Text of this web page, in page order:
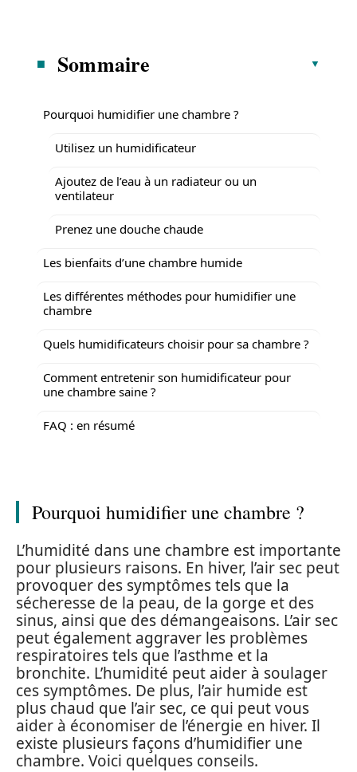
Sommaire
Pourquoi humidifier une chambre ?
Utilisez un humidificateur
Ajoutez de l’eau à un radiateur ou un
ventilateur
Prenez une douche chaude
Les bienfaits d’une chambre humide
Les différentes méthodes pour humidifier une
chambre
Quels humidificateurs choisir pour sa chambre ?
Comment entretenir son humidificateur pour
une chambre saine ?
FAQ : en résumé
Pourquoi humidifier une chambre ?
L’humidité dans une chambre est importante
pour plusieurs raisons. En hiver, l’air sec peut
provoquer des symptômes tels que la
sécheresse de la peau, de la gorge et des
sinus, ainsi que des démangeaisons. L’air sec
peut également aggraver les problèmes
respiratoires tels que l’asthme et la
bronchite. L’humidité peut aider à soulager
ces symptômes. De plus, l’air humide est
plus chaud que l’air sec, ce qui peut vous
aider à économiser de l’énergie en hiver. Il
existe plusieurs façons d’humidifier une
chambre. Voici quelques conseils.